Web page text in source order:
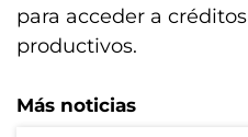
para acceder a créditos
productivos.
Más noticias